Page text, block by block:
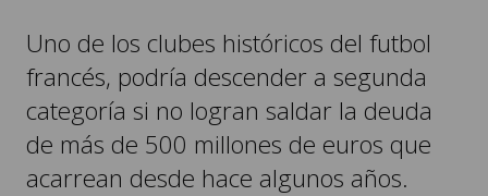
Uno de los clubes históricos del futbol
francés, podría descender a segunda
categoría si no logran saldar la deuda
de más de 500 millones de euros que
acarrean desde hace algunos años.